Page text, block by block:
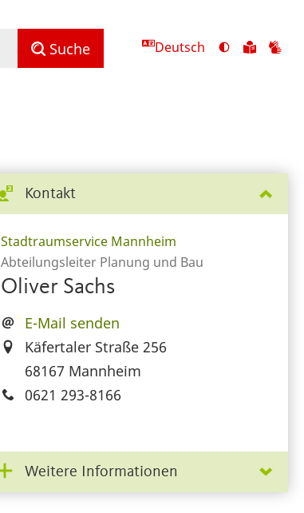
Suche Deutsch
Ansicht
Zu
Kontakt
Stadtraumservice Mannheim
Abteilungsleiter Planung und Bau
Oliver Sachs
E-Mail senden
Käfertaler Straße 256
68167 Mannheim
0621 293-8166
Weitere Informationen